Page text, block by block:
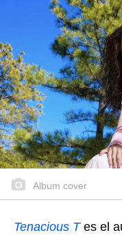
Album cover
Tenacious T es el